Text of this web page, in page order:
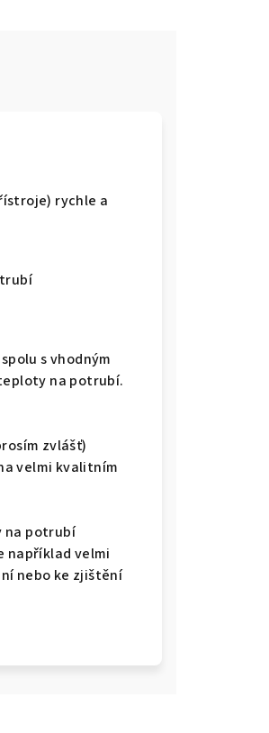
rychle a
s vhodným
na potrubí.
zvlášť)
velmi kvalitním
na potrubí
například velmi
nebo ke zjištění